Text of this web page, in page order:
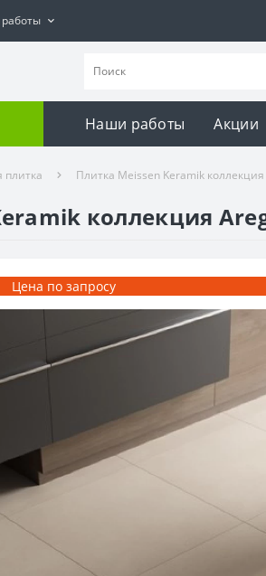
Наши работы Акции
плитка Плитка Meissen Keramik
коллекция
Цена по запросу